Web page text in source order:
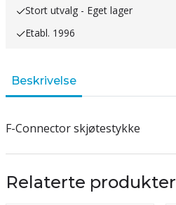
Stort utvalg - Eget lager
Etabl. 1996
Beskrivelse
F-Connector skjøtestykke
Relaterte produkter